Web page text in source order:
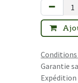
Garantie
Expédition